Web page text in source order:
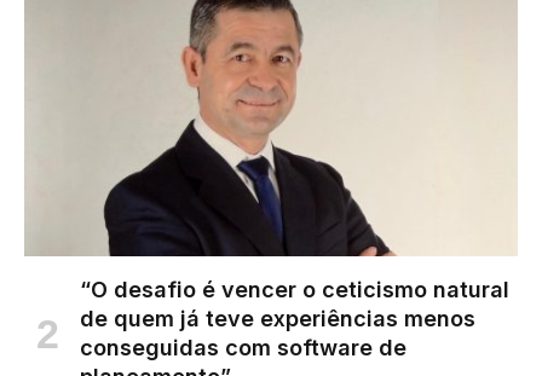
“O desafio é vencer o ceticismo natural
de quem já teve experiências menos
conseguidas com software de